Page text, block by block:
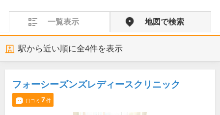
一覧表示 地図で検索
駅から近い順に全4件を表示
フォーシーズンズレディースクリニック
口コミ 7件